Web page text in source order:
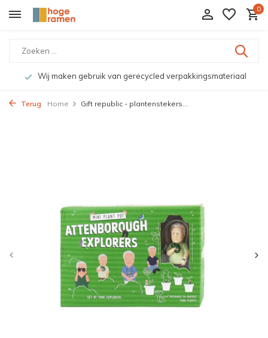
0
Wij maken gebruik van gerecycled verpakkingsmateriaal
Terug Home Gift republic - plantenstekers...